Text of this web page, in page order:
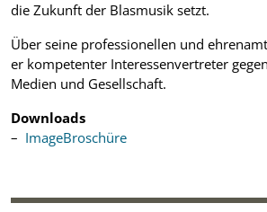
die Zukunft der Blasmusik setzt.
Über seine professionellen und
er kompetenter Interessenvertreter
Medien und Gesellschaft.
Downloads
ImageBroschüre